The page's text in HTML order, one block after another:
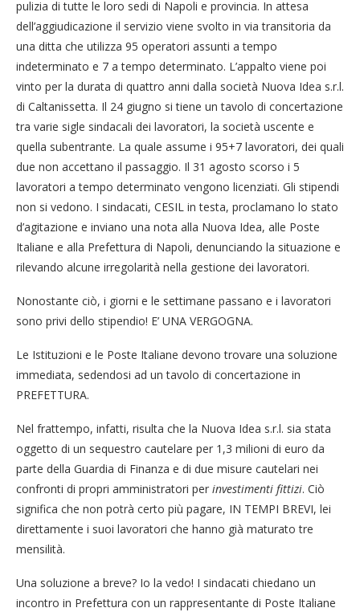
pulizia di tutte le loro sedi di Napoli e provincia. In attesa
dell’aggiudicazione il servizio viene svolto in via transitoria da
una ditta che utilizza 95 operatori assunti a tempo
indeterminato e 7 a tempo determinato. L’appalto viene poi
vinto per la durata di quattro anni dalla società Nuova Idea s.r.l.
di Caltanissetta. Il 24 giugno si tiene un tavolo di concertazione
tra varie sigle sindacali dei lavoratori, la società uscente e
quella subentrante. La quale assume i 95+7 lavoratori, dei quali
due non accettano il passaggio. Il 31 agosto scorso i 5
lavoratori a tempo determinato vengono licenziati. Gli stipendi
non si vedono. I sindacati, CESIL in testa, proclamano lo stato
d’agitazione e inviano una nota alla Nuova Idea, alle Poste
Italiane e alla Prefettura di Napoli, denunciando la situazione e
rilevando alcune irregolarità nella gestione dei lavoratori.
Nonostante ciò, i giorni e le settimane passano e i lavoratori
sono privi dello stipendio! E’ UNA VERGOGNA.
Le Istituzioni e le Poste Italiane devono trovare una soluzione
immediata, sedendosi ad un tavolo di concertazione in
PREFETTURA.
Nel frattempo, infatti, risulta che la Nuova Idea s.r.l. sia stata
oggetto di un sequestro cautelare per 1,3 milioni di euro da
parte della Guardia di Finanza e di due misure cautelari nei
confronti di propri amministratori per investimenti fittizi. Ciò
significa che non potrà certo più pagare, IN TEMPI BREVI, lei
direttamente i suoi lavoratori che hanno già maturato tre
mensilità.
Una soluzione a breve? Io la vedo! I sindacati chiedano un
incontro in Prefettura con un rappresentante di Poste Italiane